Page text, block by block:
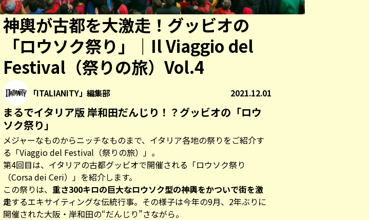
神輿が古都を大激走！グッビオの
「ロウソク祭り」｜Il Viaggio del
Festival（祭りの旅）Vol.4
「ITALIANITY」編集部 2021.12.01
まるでイタリア版 岸和田だんじり！？グッビオの「ロウ
ソク祭り」
メジャーなものからニッチなものまで、イタリア各地の祭りをご紹介す
る「Viaggio del Festival（祭りの旅）」。
第4回目は、イタリアの古都グッビオで開催される「ロウソク祭り
（Corsa dei Ceri）」を紹介します。
この祭りは、重さ300キロの巨大なロウソク型の神輿をかついで街を激
走するエキサイティングな伝統行事。その様子は今年の9月、2年ぶりに
開催された大阪・岸和田の“だんじり”さながら。